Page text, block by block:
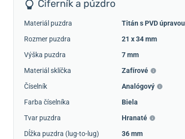
Ciferník a púzdro
Materiál puzdra
Titán s PVD úpravou
Rozmer puzdra
21 x 34 mm
Výška puzdra
7 mm
Materiál sklíčka
Zafírové
Číselník
Analógový
Farba číselníka
Biela
Tvar puzdra
Hranaté
Dĺžka puzdra (lug-to-lug)
36 mm